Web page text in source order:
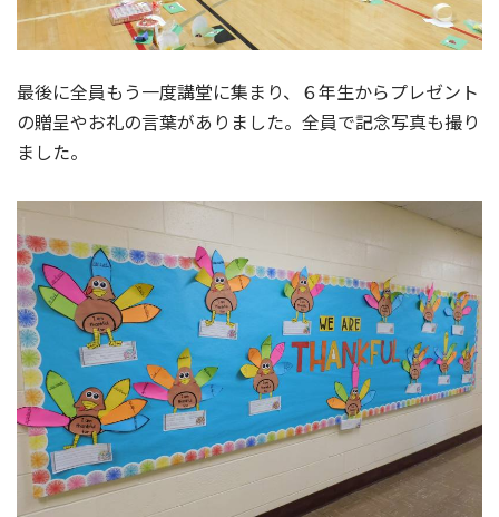
最後に全員もう一度講堂に集まり、６年生からプレゼント
の贈呈やお礼の言葉がありました。全員で記念写真も撮り
ました。